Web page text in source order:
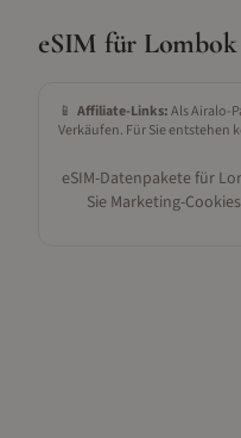
eSIM für Lombok
📱 Affiliate-Links:Als Airalo-
Verkäufen. Für Sie entstehen
eSIM-Datenpakete für
Sie Marketing-